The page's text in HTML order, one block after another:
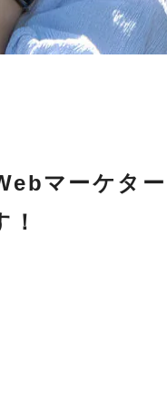
マーケター